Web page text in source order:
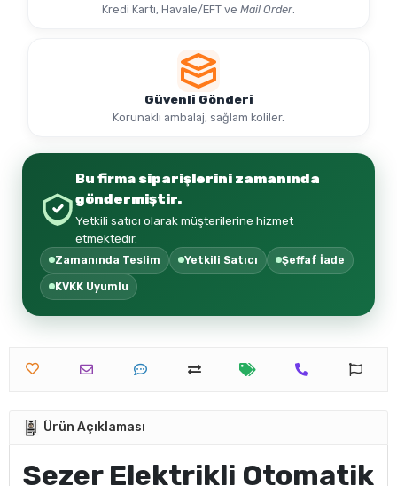
Kredi Kartı, Havale/EFT ve Mail Order
Güvenli Gönderi
Korunaklı ambalaj, sağlam koliler.
Bu firma siparişlerini zamanında
göndermiştir.
Yetkili satıcı olarak müşterilerine hizmet
etmektedir.
Zamanında Teslim Yetkili Satıcı Şeffaf İade
KVKK Uyumlu
Ürün Açıklaması
Sezer Elektrikli Otomatik